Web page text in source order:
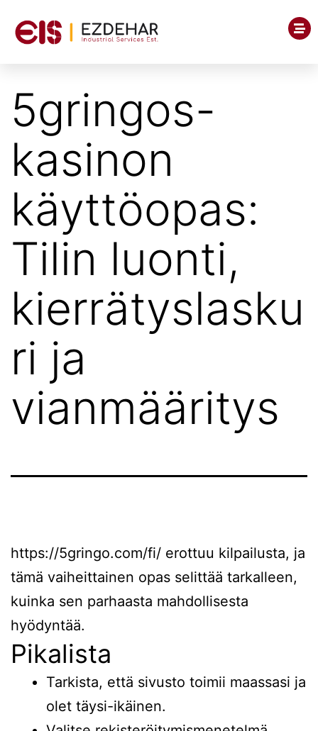
5gringos-
kasinon
käyttöopas:
Tilin luonti,
kierrätyslasku
ri ja
vianmääritys
https://5gringo.com/fi/ erottuu kilpailusta, ja
tämä vaiheittainen opas selittää tarkalleen,
kuinka sen parhaasta mahdollisesta
hyödyntää.
Pikalista
Tarkista, että sivusto toimii maassasi ja
olet täysi-ikäinen.